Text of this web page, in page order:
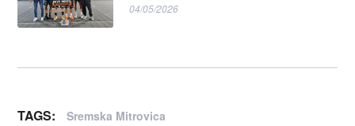
04/05/2026
TAGS: Sremska Mitrovica